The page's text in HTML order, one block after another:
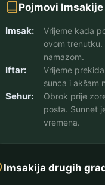
Pojmovi Imsakije
Imsak:
Vrijeme kada
ovom trenutku.
namazom.
Iftar:
Vrijeme
sunca i akšam
Sehur:
Obrok prije
posta. Sunnet
vremena.
Imsakija drugih